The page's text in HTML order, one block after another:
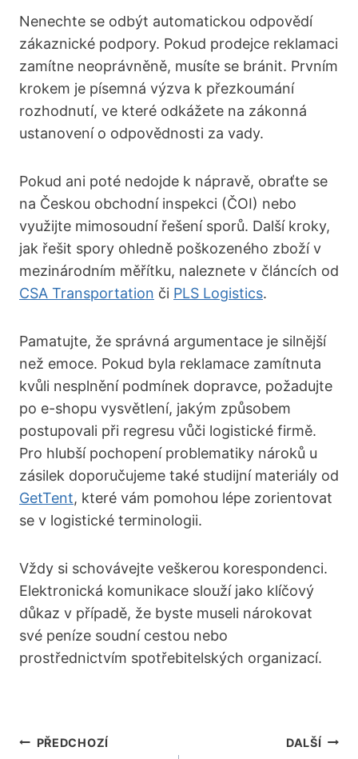
Nenechte se odbýt automatickou odpovědí
zákaznické podpory. Pokud prodejce reklamaci
zamítne neoprávněně, musíte se bránit. Prvním
krokem je písemná výzva k přezkoumání
rozhodnutí, ve které odkážete na zákonná
ustanovení o odpovědnosti za vady.
Pokud ani poté nedojde k nápravě, obraťte se
na Českou obchodní inspekci (ČOI) nebo
využijte mimosoudní řešení sporů. Další kroky,
jak řešit spory ohledně poškozeného zboží v
mezinárodním měřítku, naleznete v článcích od
CSA Transportation či PLS Logistics.
Pamatujte, že správná argumentace je silnější
než emoce. Pokud byla reklamace zamítnuta
kvůli nesplnění podmínek dopravce, požadujte
po e-shopu vysvětlení, jakým způsobem
postupovali při regresu vůči logistické firmě.
Pro hlubší pochopení problematiky nároků u
zásilek doporučujeme také studijní materiály od
GetTent, které vám pomohou lépe zorientovat
se v logistické terminologii.
Vždy si schovávejte veškerou korespondenci.
Elektronická komunikace slouží jako klíčový
důkaz v případě, že byste museli nárokovat
své peníze soudní cestou nebo
prostřednictvím spotřebitelských organizací.
Navigace
PŘEDCHOZÍ DALŠÍ